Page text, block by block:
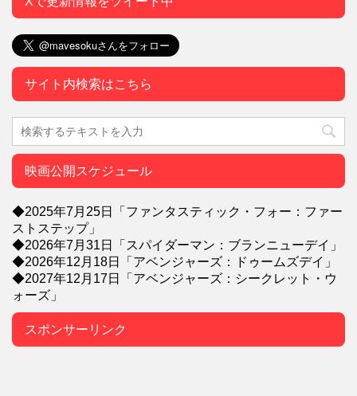
サイト内検索はこちら
映画公開スケジュール
◆2025年7月25日「ファンタスティック・フォー：ファー
ストステップ」
◆2026年7月31日「スパイダーマン：ブランニューデイ」
◆2026年12月18日「アベンジャーズ：ドゥームズデイ」
◆2027年12月17日「アベンジャーズ：シークレット・ウ
ォーズ」
スポンサーリンク